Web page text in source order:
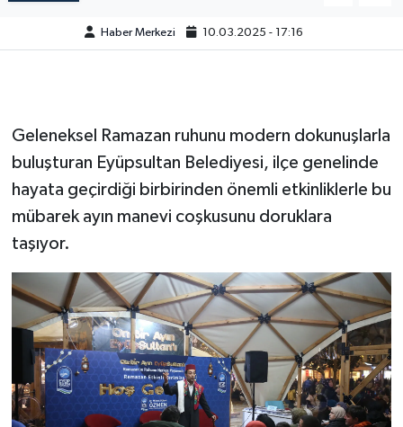
Haber Merkezi 10.03.2025 - 17:16
Geleneksel Ramazan ruhunu modern dokunuşlarla
buluşturan Eyüpsultan Belediyesi, ilçe genelinde
hayata geçirdiği birbirinden önemli etkinliklerle bu
mübarek ayın manevi coşkusunu doruklara
taşıyor.